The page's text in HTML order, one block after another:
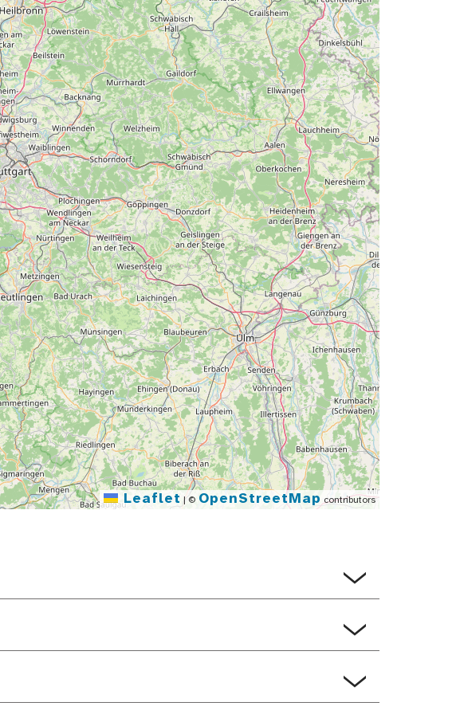
Leaflet | © OpenStreetMap contributors